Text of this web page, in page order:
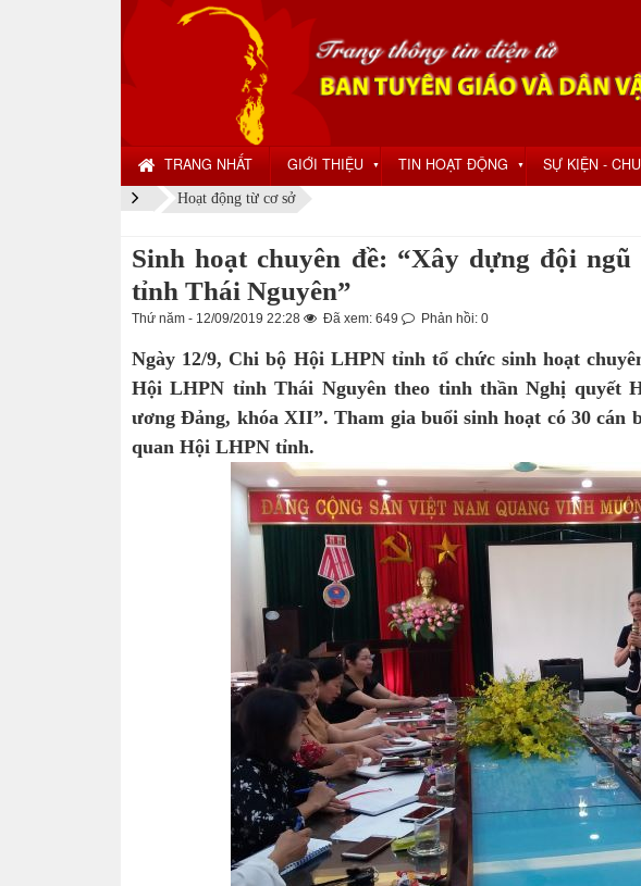
TRANG NHẤT GIỚI THIỆU ▼ TIN HOẠT ĐỘNG ▼ SỰ KIỆN -
Hoạt động từ cơ sở
Sinh hoạt chuyên đề: “Xây dựng đội
tỉnh Thái Nguyên”
Thứ năm - 12/09/2019 22:28 Đã xem: 649 Phản hồi: 0
Ngày 12/9, Chi bộ Hội LHPN tỉnh tổ chức sinh hoạt
Hội LHPN tỉnh Thái Nguyên theo tinh thần Nghị quyết
ương Đảng, khóa XII”. Tham gia buổi sinh hoạt có 30 cán
quan Hội LHPN tỉnh.